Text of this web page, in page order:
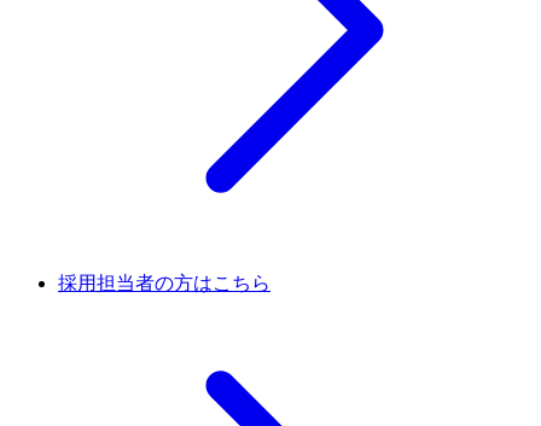
採用担当者の方はこちら